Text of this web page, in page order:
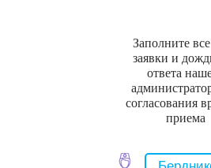
Заполните
заявки и
ответа
согласования
приема